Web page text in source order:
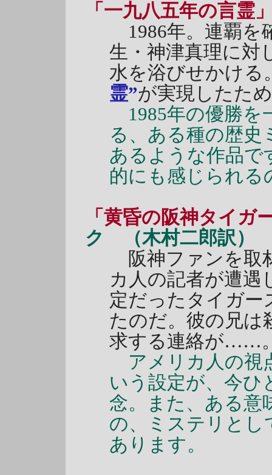
「一九八五年の言
1986年。連覇を
生・神津真理に対
水を浴びせかける
霊”が実現したた
1985年の優勝を
る、ある種の歴
あるような作品で
的にも感じられ
「黄昏の阪神タイ
ク （木村二郎訳）
阪神ファンを取
カ人の記者が遭遇
定だったタイガー
たのだ。彼の兄は
求する連絡が……
アメリカ人の視
いう設定が、今ひ
念。また、ある意
の、ミステリとし
あります。